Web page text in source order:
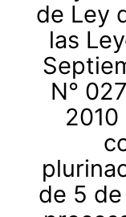
de Ley
las
N°
de 5